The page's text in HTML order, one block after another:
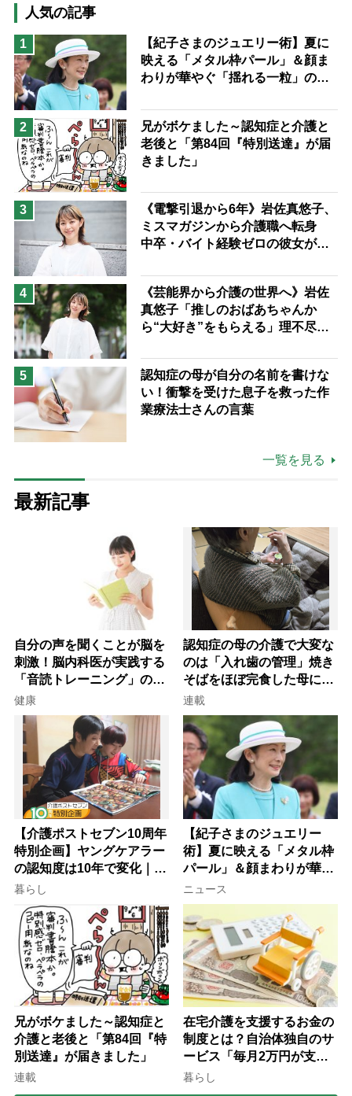
高木ブー
ケアマネジャー
猫が母になつきません
息子の遠距離介護サバイバル術
兄がボケました
予防法
人気の記事
1
【紀子さまのジュエリー術】夏に
映える「メタル枠パール」＆顔ま
わりが華やぐ「揺れる一粒」の使
2
兄がボケました～認知症と介護と
老後と「第84回『特別送達』が届
きました」
3
《電撃引退から6年》岩佐真悠子、
ミスマガジンから介護職へ転身
中卒・バイト経験ゼロの彼女が見
ながら自分らしくいられる」
4
《芸能界から介護の世界へ》岩佐
真悠子「推しのおばあちゃんか
ら“大好き”をもらえる」理不尽さ
場は「愛おしい」
5
認知症の母が自分の名前を書けな
い！衝撃を受けた息子を救った作
業療法士さんの言葉
一覧を見る
最新記事
自分の声を聞くことが脳を
刺激！脳内科医が実践する
「音読トレーニング」の極
意
健康
認知症の母の介護で大変な
のは「入れ歯の管理」焼き
そばをほぼ完食した母に息
子が血の気が引いた理由
連載
【介護ポストセブン10周年
特別企画】ヤングケアラー
の認知度は10年で変化｜流
行語大賞にノミネート、法
律にも明記されたが果たし
て現在は？
暮らし
【紀子さまのジュエリー
術】夏に映える「メタル枠
パール」＆顔まわりが華や
ぐ「揺れる一粒」の使い分
け方
ニュース
兄がボケました～認知症と
介護と老後と「第84回『特
別送達』が届きました」
連載
在宅介護を支援するお金の
制度とは？自治体独自のサ
ービス「毎月2万円が支給
される」ケースも【FP解
暮らし